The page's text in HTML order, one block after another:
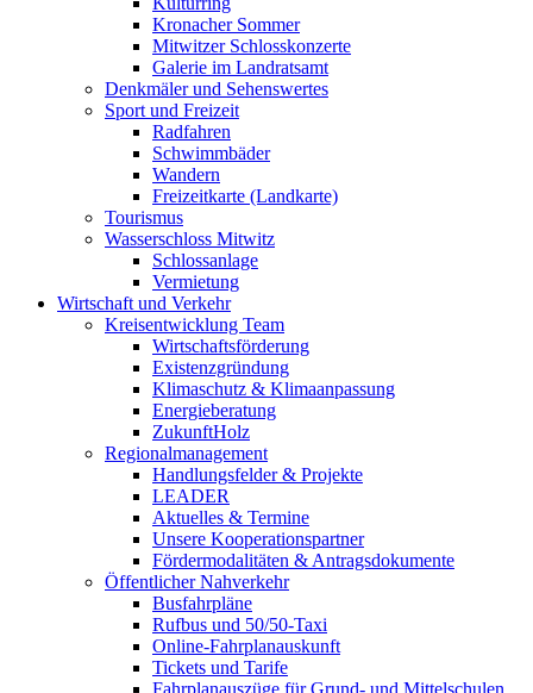
Kronacher Sommer
Mitwitzer Schlosskonzerte
Galerie im Landratsamt
Denkmäler und Sehenswertes
Sport und Freizeit
Radfahren
Schwimmbäder
Wandern
Freizeitkarte (Landkarte)
Tourismus
Wasserschloss Mitwitz
Schlossanlage
Vermietung
Wirtschaft und Verkehr
Kreisentwicklung Team
Wirtschaftsförderung
Existenzgründung
Klimaschutz & Klimaanpassung
Energieberatung
ZukunftHolz
Regionalmanagement
Handlungsfelder & Projekte
LEADER
Aktuelles & Termine
Unsere Kooperationspartner
Fördermodalitäten & Antragsdokumente
Öffentlicher Nahverkehr
Busfahrpläne
Rufbus und 50/50-Taxi
Online-Fahrplanauskunft
Tickets und Tarife
Fahrplanauszüge für Grund- und Mittelschulen